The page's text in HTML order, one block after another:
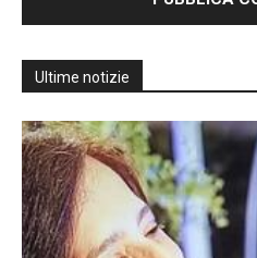
Ultime notizie